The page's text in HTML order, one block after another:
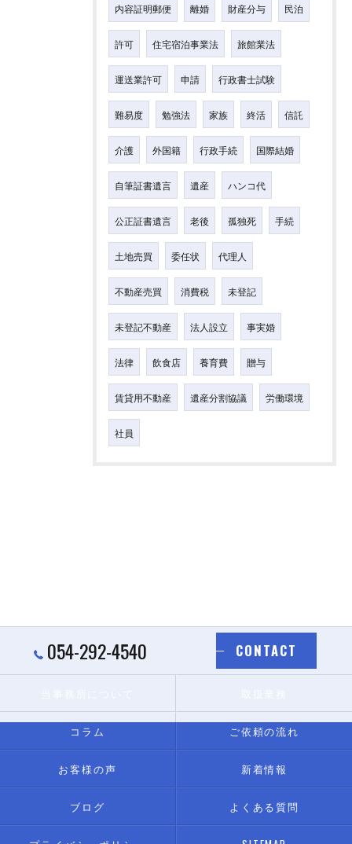
内容証明郵便 離婚 財産分与 民泊
許可 住宅宿泊事業法 旅館業法
運送業許可 申請 行政書士試験
難易度 勉強法 家族 終活 信託
介護 外国籍 行政手続 国際結婚
自筆証書遺言 遺産 ハンコ代
公正証書遺言 老後 孤独死 手続
土地売買 委任状 代理人
不動産売買 消費税 未登記
未登記不動産 法人設立 事実婚
法律 飲食店 養育費 贈与
賃貸用不動産 遺産分割協議 労働環境
社員
054-292-4540 CONTACT
コラム ご依頼の流れ
お客様の声 新着情報
ブログ よくある質問